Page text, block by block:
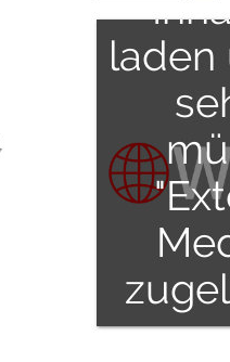
laden